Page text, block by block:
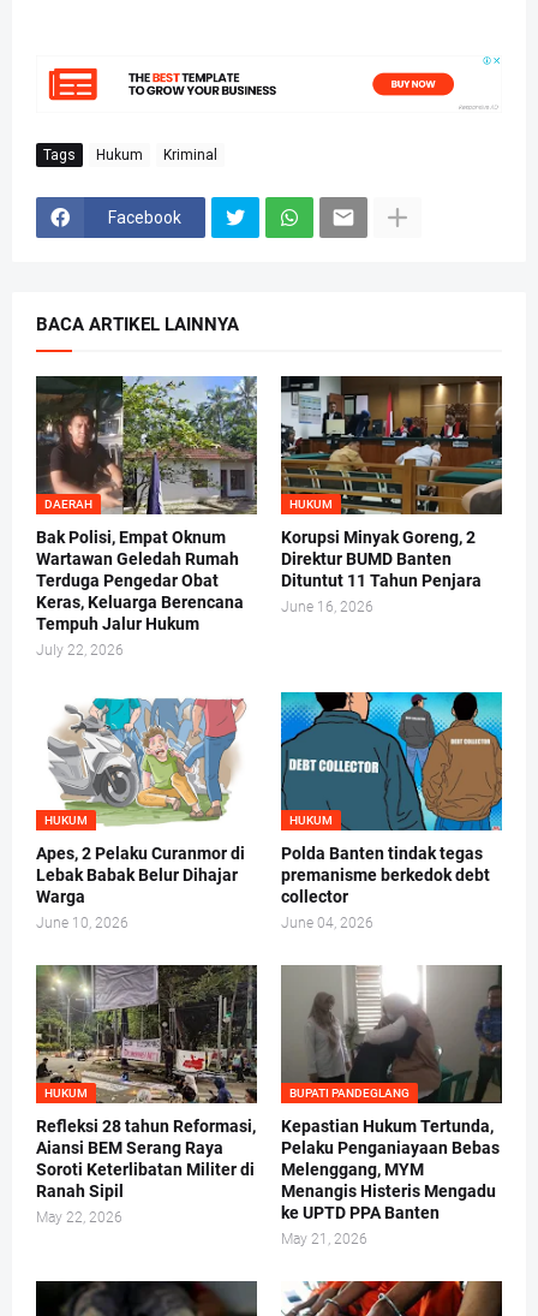
Tags Hukum Kriminal
Facebook
BACA ARTIKEL LAINNYA
DAERAH
Bak Polisi, Empat Oknum
Wartawan Geledah Rumah
Terduga Pengedar Obat
Keras, Keluarga Berencana
Tempuh Jalur Hukum
July 22, 2026
HUKUM
Korupsi Minyak Goreng, 2
Direktur BUMD Banten
Dituntut 11 Tahun Penjara
June 16, 2026
HUKUM
Apes, 2 Pelaku Curanmor di
Lebak Babak Belur Dihajar
Warga
June 10, 2026
HUKUM
Polda Banten tindak tegas
premanisme berkedok debt
collector
June 04, 2026
HUKUM
Refleksi 28 tahun Reformasi,
Aiansi BEM Serang Raya
Soroti Keterlibatan Militer di
Ranah Sipil
May 22, 2026
BUPATI PANDEGLANG
Kepastian Hukum Tertunda,
Pelaku Penganiayaan Bebas
Melenggang, MYM
Menangis Histeris Mengadu
ke UPTD PPA Banten
May 21, 2026